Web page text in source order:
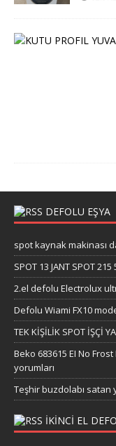
DEFOLU EŞYA
spot kaynak makinası
SPOT 13 JANT SPOT 215
2.el defolu Electrolux
Defolu Wiami FX10
TEK KİŞİLİK SPOT İŞÇİ
Beko 683615 EI No
yorumları
Teşhir buzdolabı
IKINCI EL